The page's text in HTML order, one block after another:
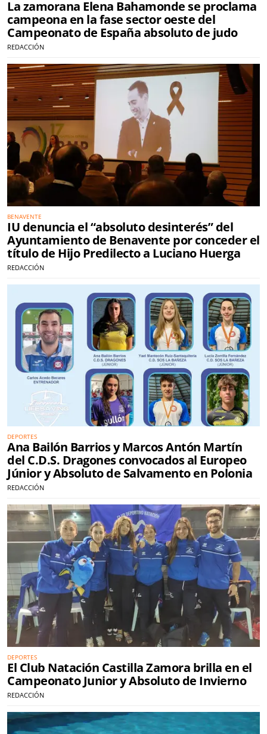
La zamorana Elena Bahamonde se proclama
campeona en la fase sector oeste del
Campeonato de España absoluto de judo
REDACCIÓN
BENAVENTE
IU denuncia el “absoluto desinterés” del
Ayuntamiento de Benavente por conceder el
título de Hijo Predilecto a Luciano Huerga
REDACCIÓN
DEPORTES
Ana Bailón Barrios y Marcos Antón Martín
del C.D.S. Dragones convocados al Europeo
Júnior y Absoluto de Salvamento en Polonia
REDACCIÓN
DEPORTES
El Club Natación Castilla Zamora brilla en el
Campeonato Junior y Absoluto de Invierno
REDACCIÓN